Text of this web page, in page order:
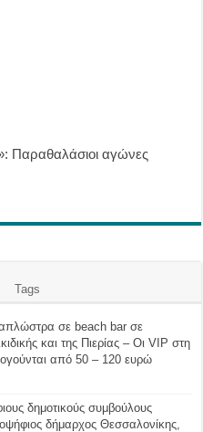
Παραθαλάσιοι αγώνες
Tags
σε beach bar σε
και της Πιερίας – Οι VIP στη
από 50 – 120 ευρώ
δημοτικούς συμβούλους
δήμαρχος Θεσσαλονίκης,